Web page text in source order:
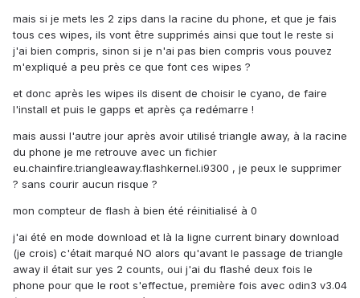
mais si je mets les 2 zips dans la racine du phone, et que je fais
tous ces wipes, ils vont être supprimés ainsi que tout le reste si
j'ai bien compris, sinon si je n'ai pas bien compris vous pouvez
m'expliqué a peu près ce que font ces wipes ?
et donc après les wipes ils disent de choisir le cyano, de faire
l'install et puis le gapps et après ça redémarre !
mais aussi l'autre jour après avoir utilisé triangle away, à la racine
du phone je me retrouve avec un fichier
eu.chainfire.triangleaway.flashkernel.i9300 , je peux le supprimer
? sans courir aucun risque ?
mon compteur de flash à bien été réinitialisé à 0
j'ai été en mode download et là la ligne current binary download
(je crois) c'était marqué NO alors qu'avant le passage de triangle
away il était sur yes 2 counts, oui j'ai du flashé deux fois le
phone pour que le root s'effectue, première fois avec odin3 v3.04